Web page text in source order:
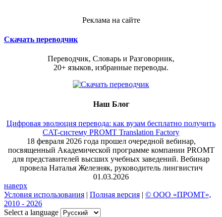
Реклама на сайте
Скачать переводчик
Переводчик, Словарь и Разговорник,
20+ языков, избранные переводы.
Наш Блог
Цифровая эволюция перевода: как вузам бесплатно получить
CAT-систему PROMT Translation Factory
18 февраля 2026 года прошел очередной вебинар,
посвященный Академической программе компании PROMT
для представителей высших учебных заведений. Вебинар
провела Наталья Железняк, руководитель лингвистич
01.03.2026
наверх
Условия использования | Полная версия | © ООО «ПРОМТ»,
2010 - 2026
Select a language